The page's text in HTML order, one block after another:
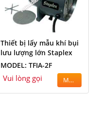
Thiết bị lấy mẫu khí bụi
lưu lượng lớn Staplex
MODEL: TFIA-2F
Vui lòng gọi MUA